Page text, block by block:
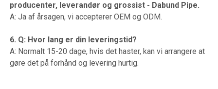
producenter, leverandør og grossist - Dabund Pipe.
A: Ja af årsagen, vi accepterer OEM og ODM.
6. Q: Hvor lang er din leveringstid?
A: Normalt 15-20 dage, hvis det haster, kan vi arrangere at
gøre det på forhånd og levering hurtig.